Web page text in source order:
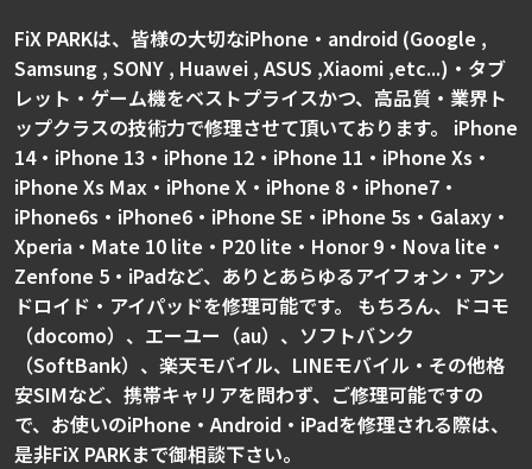
FiX PARKは、皆様の大切なiPhone・android (Google ,
Samsung , SONY , Huawei , ASUS ,Xiaomi ,etc...)・タブ
レット・ゲーム機をベストプライスかつ、高品質・業界ト
ップクラスの技術力で修理させて頂いております。 iPhone
14・iPhone 13・iPhone 12・iPhone 11・iPhone Xs・
iPhone Xs Max・iPhone X・iPhone 8・iPhone7・
iPhone6s・iPhone6・iPhone SE・iPhone 5s・Galaxy・
Xperia・Mate 10 lite・P20 lite・Honor 9・Nova lite・
Zenfone 5・iPadなど、ありとあらゆるアイフォン・アン
ドロイド・アイパッドを修理可能です。 もちろん、ドコモ
（docomo）、エーユー（au）、ソフトバンク
（SoftBank）、楽天モバイル、LINEモバイル・その他格
安SIMなど、携帯キャリアを問わず、ご修理可能ですの
で、お使いのiPhone・Android・iPadを修理される際は、
是非FiX PARKまで御相談下さい。